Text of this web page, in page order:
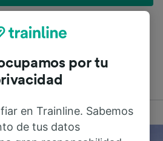
y autobús
por tu
en Trainline. Sabemos
de tus datos